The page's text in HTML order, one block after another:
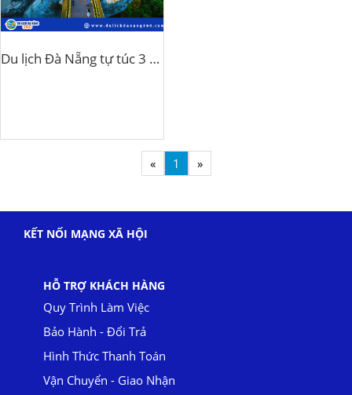
Du lịch Đà Nẵng tự túc 3 ngày 2 đêm
« 1 »
KẾT NỐI MẠNG XÃ HỘI
HỖ TRỢ KHÁCH HÀNG
Quy Trình Làm Việc
Bảo Hành - Đổi Trả
Hình Thức Thanh Toán
Vận Chuyển - Giao Nhận